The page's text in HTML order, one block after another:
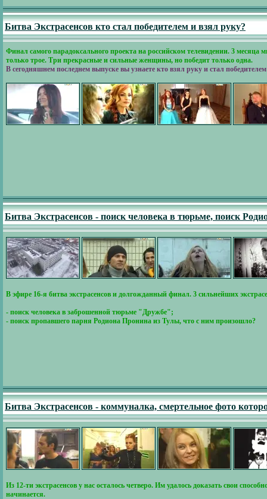
Битва Экстрасенсов кто стал победителем и взял руку?
Финал самого парадоксального проекта на российском телевидении. 3
только трое. Три прекрасные и сильные женщины, но победит только одна.
В сегодняшнем последнем выпуске вы узнаете кто взял руку и стал
Битва Экстрасенсов - поиск человека в тюрьме, поиск
В эфире 16-я битва экстрасенсов и долгожданный финал. 3 сильнейших
- поиск человека в заброшенной тюрьме "Дружбе";
- поиск пропавшего парня Родиона Пронина из Тулы, что с ним произошло?
Битва Экстрасенсов - коммуналка, смертельное фото
Из 12-ти экстрасенсов у нас осталось четверо. Им удалось доказать свои
начинается.